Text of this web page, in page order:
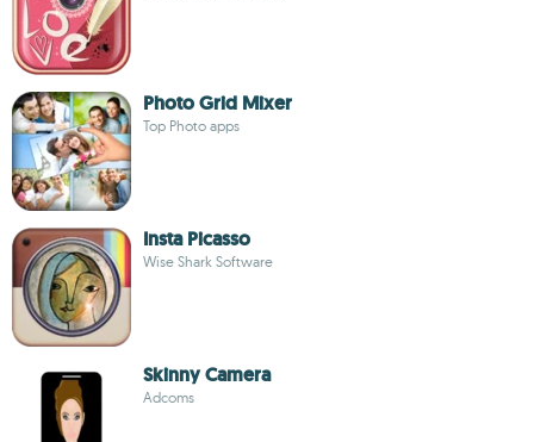
Photo Grid Mixer
Top Photo apps
Insta Picasso
Wise Shark Software
Skinny Camera
Adcoms